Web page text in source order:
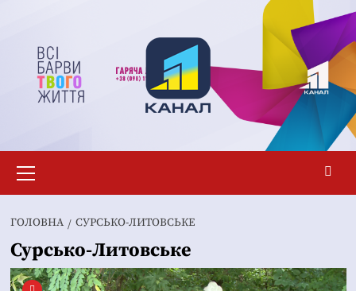
вмісту
меню
ГОЛОВНА СУРСЬКО-ЛИТОВСЬКЕ
Сурсько-Литовське